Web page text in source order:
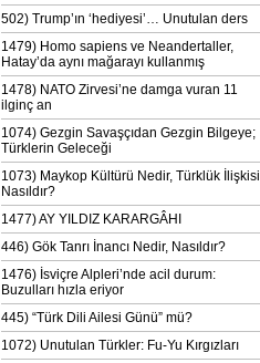
502) Trump’ın ‘hediyesi’… Unutulan ders
1479) Homo sapiens ve Neandertaller,
Hatay’da aynı mağarayı kullanmış
1478) NATO Zirvesi’ne damga vuran 11
ilginç an
1074) Gezgin Savaşçıdan Gezgin Bilgeye;
Türklerin Geleceği
1073) Maykop Kültürü Nedir, Türklük İlişkisi
Nasıldır?
1477) AY YILDIZ KARARGÂHI
446) Gök Tanrı İnancı Nedir, Nasıldır?
1476) İsviçre Alpleri’nde acil durum:
Buzulları hızla eriyor
445) “Türk Dili Ailesi Günü” mü?
1072) Unutulan Türkler: Fu-Yu Kırgızları